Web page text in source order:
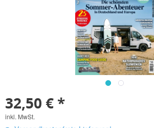
32,50 € *
inkl. MwSt.